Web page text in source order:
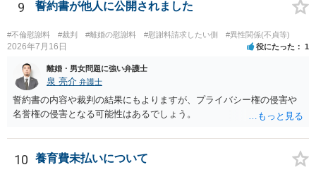
の場合も相互に帰責性が無ければ（立証できなければ）、慰謝料など
9 誓約書が他人に公開されました
#不倫慰謝料 #裁判 #離婚の慰謝料 #慰謝料請求したい側 #異性関係(不貞等)
2026年7月16日 役にたった 1
離婚・男女問題に強い弁護士
泉 亮介 弁護士
誓約書の内容や裁判の結果にもよりますが、プライバシー権の侵害や
名誉権の侵害となる可能性はあるでしょう。
10 養育費未払いについて